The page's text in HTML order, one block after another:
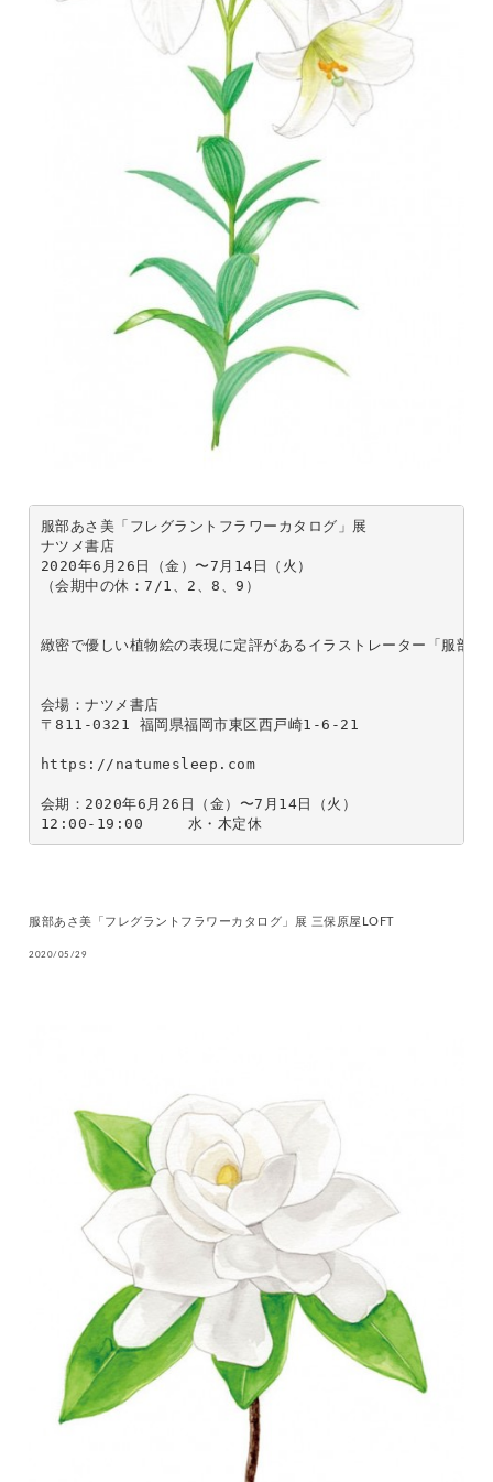
服部あさ美「フレグラントフラワーカタログ」展
ナツメ書店
2020年6月26日（金）〜7月14日（火）
（会期中の休：7/1、2、8、9）
緻密で優しい植物絵の表現に定評があるイラストレーター「服部
会場：ナツメ書店
〒811-0321 福岡県福岡市東区西戸崎1-6-21
https://natumesleep.com
会期：2020年6月26日（金）〜7月14日（火）
12:00-19:00　　　水・木定休
服部あさ美「フレグラントフラワーカタログ」展 三保原屋LOFT
2020/05/29